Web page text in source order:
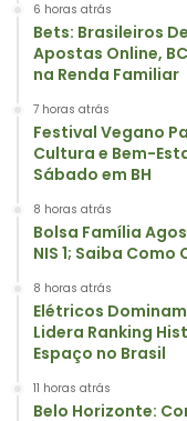
6 horas atrás
Bets: Brasileiros
Apostas Online,
na Renda Familiar
7 horas atrás
Festival Vegano
Cultura e Bem-
Sábado em BH
8 horas atrás
Bolsa Família
NIS 1; Saiba
8 horas atrás
Elétricos
Lidera Ranking
Espaço no Brasil
11 horas atrás
Belo Horizonte: